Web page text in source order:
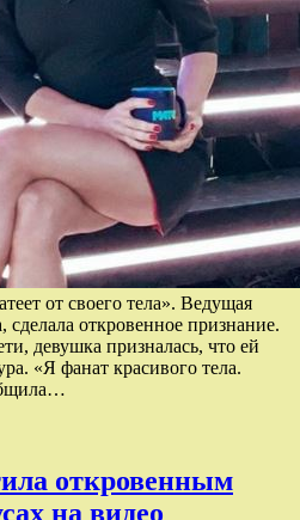
от своего тела». Ведущая
откровенное признание.
девушка призналась, что ей
«Я фанат красивого тела.
откровенным
на видео